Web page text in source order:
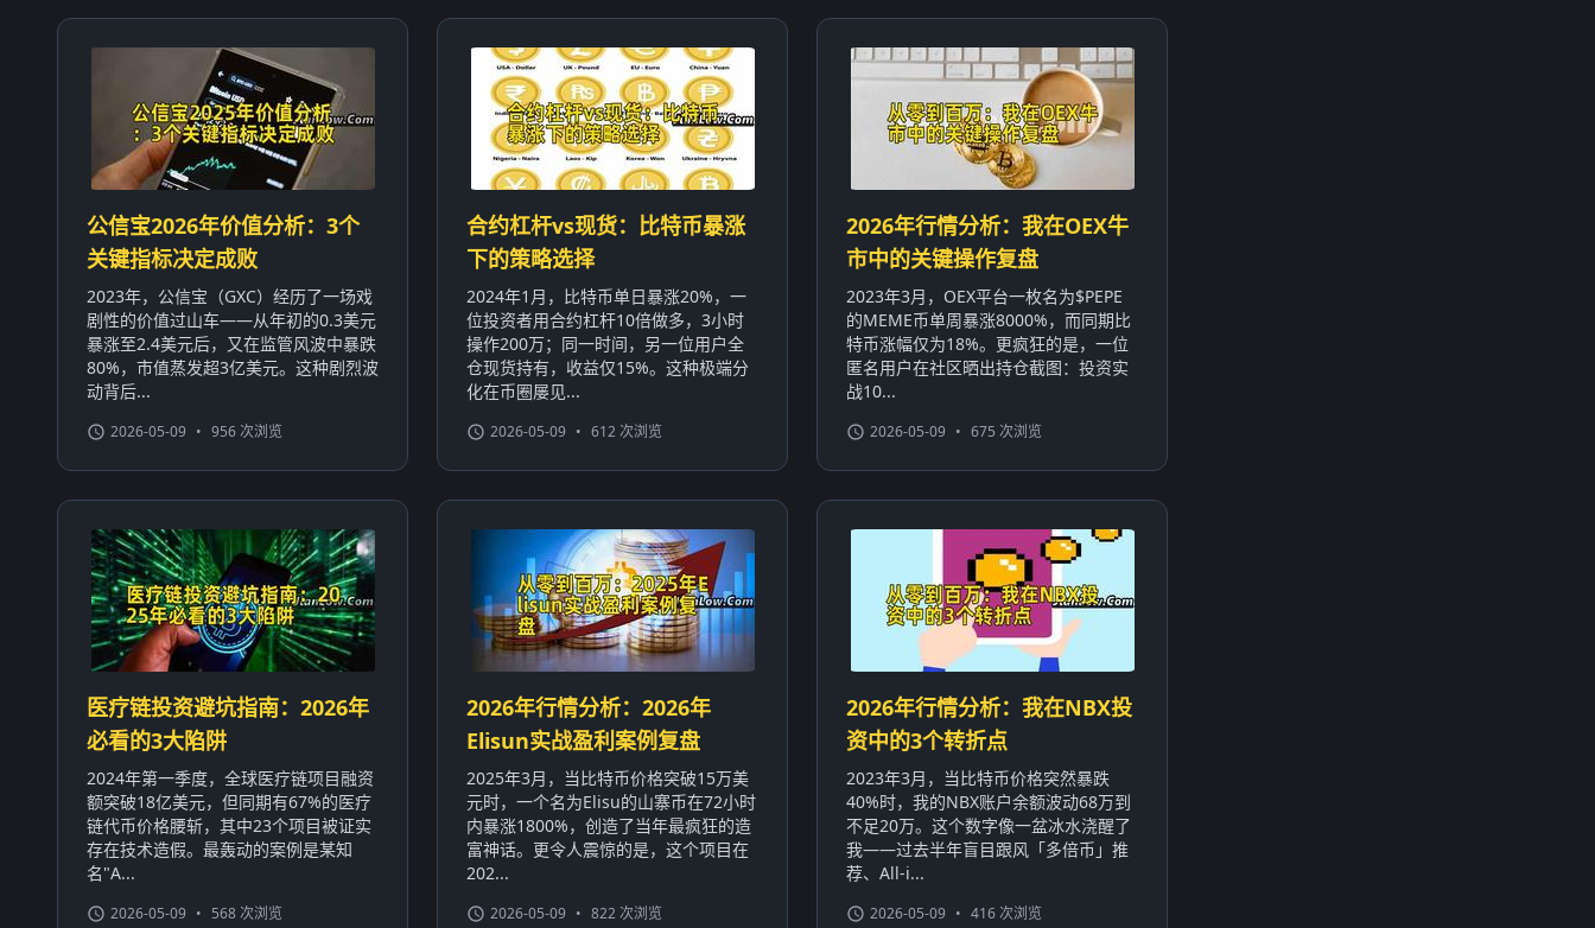
公信宝2026年价值分析：3个
关键指标决定成败
2023年，公信宝（GXC）经历了一场戏
剧性的价值过山车——从年初的0.3美元
暴涨至2.4美元后，又在监管风波中暴跌
80%，市值蒸发超3亿美元。这种剧烈波
动背后...
2026-05-09 • 956 次浏览
合约杠杆vs现货：比特币暴涨
下的策略选择
2024年1月，比特币单日暴涨20%，一
位投资者用合约杠杆10倍做多，3小时
操作200万；同一时间，另一位用户全
仓现货持有，收益仅15%。这种极端分
化在币圈屡见...
2026-05-09 • 612 次浏览
2026年行情分析：我在OEX牛
市中的关键操作复盘
2023年3月，OEX平台一枚名为$PEPE
的MEME币单周暴涨8000%，而同期比
特币涨幅仅为18%。更疯狂的是，一位
匿名用户在社区晒出持仓截图：投资实
战10...
2026-05-09 • 675 次浏览
医疗链投资避坑指南：2026年
必看的3大陷阱
2024年第一季度，全球医疗链项目融资
额突破18亿美元，但同期有67%的医疗
链代币价格腰斩，其中23个项目被证实
存在技术造假。最轰动的案例是某知
名"A...
2026-05-09 • 568 次浏览
2026年行情分析：2026年
Elisun实战盈利案例复盘
2025年3月，当比特币价格突破15万美
元时，一个名为Elisu的山寨币在72小时
内暴涨1800%，创造了当年最疯狂的造
富神话。更令人震惊的是，这个项目在
202...
2026-05-09 • 822 次浏览
2026年行情分析：我在NBX投
资中的3个转折点
2023年3月，当比特币价格突然暴跌
40%时，我的NBX账户余额波动68万到
不足20万。这个数字像一盆冰水浇醒了
我——过去半年盲目跟风「多倍币」推
荐、All-i...
2026-05-09 • 416 次浏览